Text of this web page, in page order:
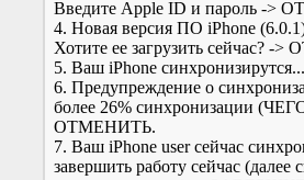
Введите Apple ID и пароль ->
4. Новая версия ПО iPhone
Хотите ее загрузить сейчас? -
5. Ваш iPhone синхронизирутся...
6. Предупреждение о
более 26% синхронизации
ОТМЕНИТЬ.
7. Ваш iPhone user сейчас
завершить работу сейчас (далее